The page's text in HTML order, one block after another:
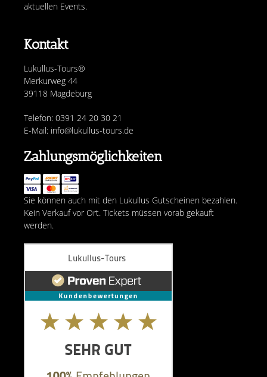
Kontakt
Lukullus-Tours®
Merkurweg 44
39118 Magdeburg
Telefon: 0391 24 20 30 21
E-Mail: info@lukullus-tours.de
aktuellen Events.
Zahlungsmöglichkeiten
Sie können auch mit den Lukullus Gutscheinen bezahlen.
Kein Verkauf vor Ort. Tickets müssen vorab gekauft
werden.